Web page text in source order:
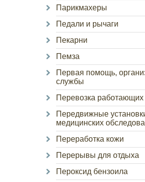
Парикмахеры
Педали и рычаги
Пекарни
Пемза
Первая помощь,
службы
Перевозка работающих
Передвижные
медицинских
Переработка кожи
Перерывы для отдыха
Пероксид бензоила